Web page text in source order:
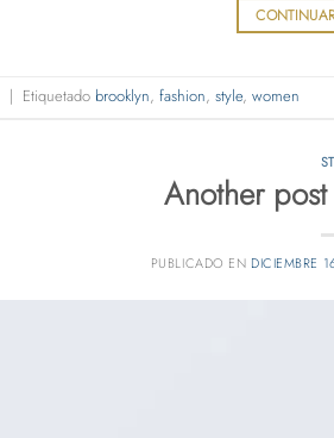
| Etiquetado brooklyn, fashion, style, women
Another
PUBLICADO EN DICIEMBRE